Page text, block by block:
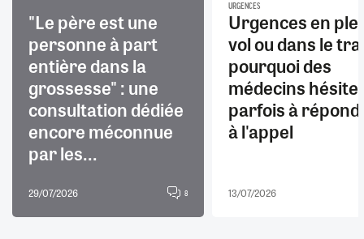
"Le père est une
personne à part
entière dans la
grossesse" : une
consultation dédiée
encore méconnue
par les...
29/07/2026 8
URGENCES
Urgences en
vol ou dans le
pourquoi des
médecins
parfois à
à l'appel
13/07/2026